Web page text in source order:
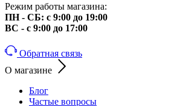
Режим работы магазина:
ПН - СБ: с 9:00 до 19:00
ВС - с 9:00 до 17:00
Обратная связь
О магазине
Блог
Частые вопросы